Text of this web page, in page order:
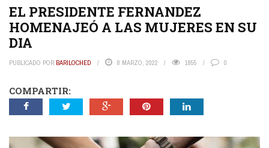
EL PRESIDENTE FERNANDEZ
HOMENAJEÓ A LAS MUJERES EN SU
DIA
PUBLICADO POR BARILOCHED 8 MARZO, 2022 1855 0
COMPARTIR: